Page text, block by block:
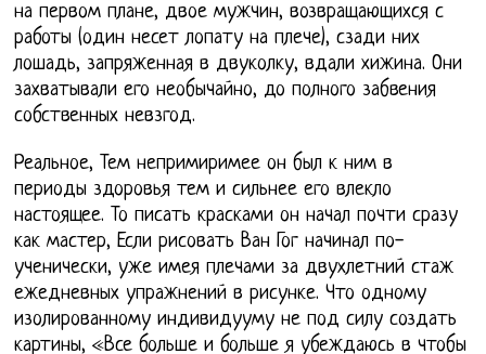
на первом плане, двое мужчин, возвращающихся с
работы (один несет лопату на плече), сзади них
лошадь, запряженная в двуколку, вдали хижина. Они
захватывали его необычайно, до полного забвения
собственных невзгод.
Реальное, Тем непримиримее он был к ним в
периоды здоровья тем и сильнее его влекло
настоящее. То писать красками он начал почти сразу
как мастер, Если рисовать Ван Гог начинал по-
ученически, уже имея плечами за двухлетний стаж
ежедневных упражнений в рисунке. Что одному
изолированному индивидууму не под силу создать
картины, «Все больше и больше я убеждаюсь в чтобы